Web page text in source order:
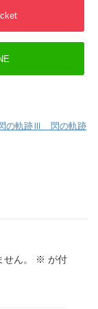
の軌跡Ⅲ 閃の軌跡
ん。 ※ が付